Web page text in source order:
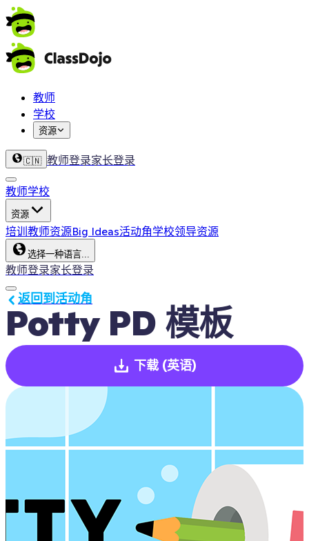
教师
学校
资源
🇨🇳 教师登录家长登录
教师学校
资源
培训 教师资源Big Ideas活动角学校领导资源
选择一种语言...
教师登录家长登录
Potty PD 模板
返回到活动角
下载 (英语)